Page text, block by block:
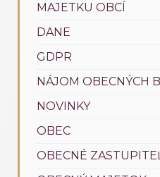
MAJETKU OBCÍ
DANE
GDPR
NÁJOM OBECNÝCH
NOVINKY
OBEC
OBECNÉ